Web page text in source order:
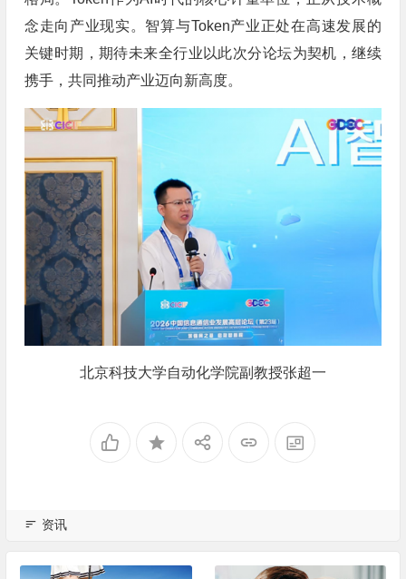
念走向产业现实。智算与Token产业正处在高速发展的
关键时期，期待未来全行业以此次分论坛为契机，继续
携手，共同推动产业迈向新高度。
北京科技大学自动化学院副教授张超一
资讯